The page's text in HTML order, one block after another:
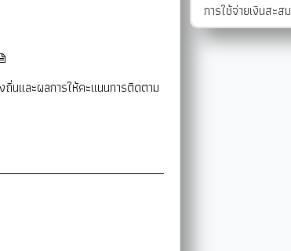
นและผลการให้คะแนนการติดตาม
การใช้จ่ายเงินสะสม